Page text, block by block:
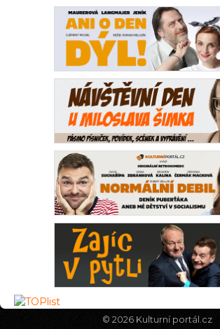
© 2026 Kulturní portál.cz